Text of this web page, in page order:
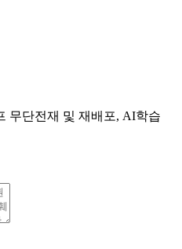
무단전재 및 재배포, AI학습